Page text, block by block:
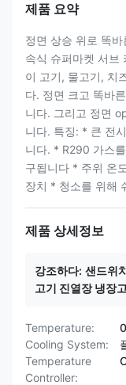
제품 요약
정면 상승 위로 똑
속식 슈퍼마켓 서브
이 고기, 물고기, 치
다. 정면 크고 똑바
니다. 그리고 정면
니다. 특징: * 큰 전
니다. * R290 가스
구됩니다 * 주위 온
장치 * 청소를 위해
제품 상세정보
강조하다: 샌드위
고기 진열장 냉장고
Temperature:
Cooling System:
Temperature
Controller: